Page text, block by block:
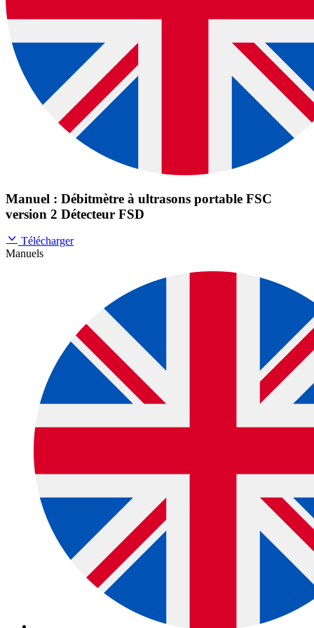
Manuel : Débitmètre à ultrasons portable FSC
version 2 Détecteur FSD
Télécharger
Manuels